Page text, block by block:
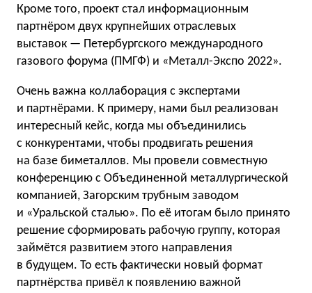
Кроме того, проект стал информационным
партнёром двух крупнейших отраслевых
выставок — Петербургского международного
газового форума (ПМГФ) и «Металл-Экспо 2022».
Очень важна коллаборация с экспертами
и партнёрами. К примеру, нами был реализован
интересный кейс, когда мы объединились
с конкурентами, чтобы продвигать решения
на базе биметаллов. Мы провели совместную
конференцию с Объединенной металлургической
компанией, Загорским трубным заводом
и «Уральской сталью». По её итогам было принято
решение сформировать рабочую группу, которая
займётся развитием этого направления
в будущем. То есть фактически новый формат
партнёрства привёл к появлению важной